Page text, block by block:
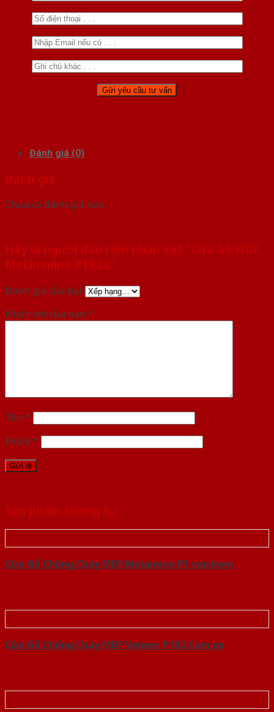
Đánh giá (0)
Đánh giá
Chưa có đánh giá nào.
Hãy là người đầu tiên nhận xét “Cửa Gỗ HDF
Melammine P1R2a”
Đánh giá của bạn
Nhận xét của bạn *
Tên *
Email *
Sản phẩm tương tự
Cửa Gỗ Chống Cháy MDF Melamine P1 van kem
Cửa Gỗ Chống Cháy MDF Veneer P1R2 Cam xe